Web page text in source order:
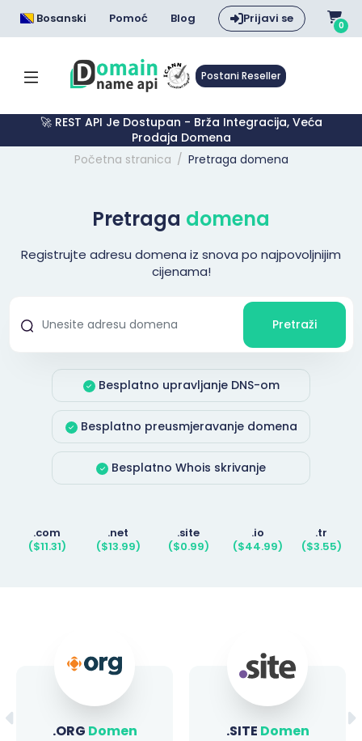
Bosanski Pomoć Blog Prijavi se 0
Postani Reseller
🚀 REST API Je Dostupan - Brža Integracija, Veća
Prodaja Domena
Početna stranica
Pretraga domena
Pretraga domena
Registrujte adresu domena iz snova po najpovoljnijim
cijenama!
Pretraži
Besplatno upravljanje DNS-om
Besplatno preusmjeravanje domena
Besplatno Whois skrivanje
.com
($11.31)
.net
($13.99)
.site
($0.99)
.io
($44.99)
.tr
($3.55)
.ORG Domen .SITE Domen